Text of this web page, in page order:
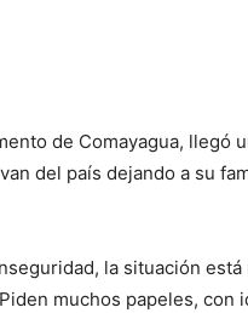
de Comayagua, llegó
del país dejando a su
la situación
muchos papeles, con